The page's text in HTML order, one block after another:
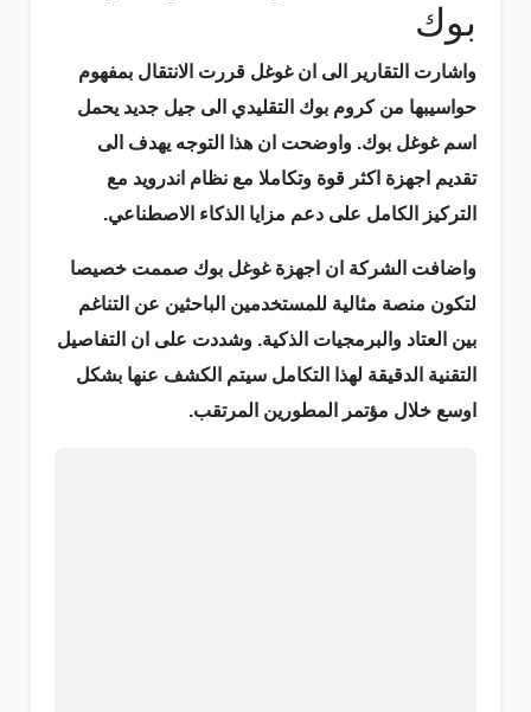
بوك
واشارت التقارير الى ان غوغل قررت الانتقال بمفهوم
حواسيبها من كروم بوك التقليدي الى جيل جديد يحمل
اسم غوغل بوك. واوضحت ان هذا التوجه يهدف الى
تقديم اجهزة اكثر قوة وتكاملا مع نظام اندرويد مع
التركيز الكامل على دعم مزايا الذكاء الاصطناعي.
واضافت الشركة ان اجهزة غوغل بوك صممت خصيصا
لتكون منصة مثالية للمستخدمين الباحثين عن التناغم
بين العتاد والبرمجيات الذكية. وشددت على ان التفاصيل
التقنية الدقيقة لهذا التكامل سيتم الكشف عنها بشكل
اوسع خلال مؤتمر المطورين المرتقب.